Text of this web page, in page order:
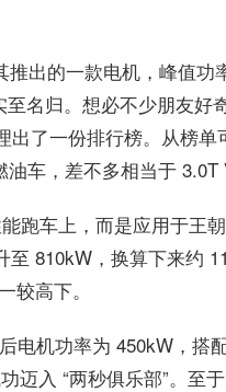
出的一款电机，峰值功
名归。想必不少朋友好
了一份排行榜。从榜单
车，差不多相当于 3.0T
跑车上，而是应用于王
810kW，换算下来约
高下。
电机功率为 450kW，搭
迈入 “两秒俱乐部”。至